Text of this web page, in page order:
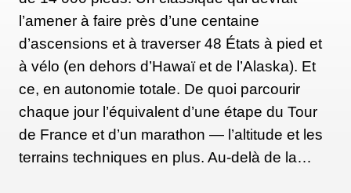
l’amener à faire près d’une centaine
d’ascensions et à traverser 48 États à pied et
à vélo (en dehors d’Hawaï et de l’Alaska). Et
ce, en autonomie totale. De quoi parcourir
chaque jour l’équivalent d’une étape du Tour
de France et d’un marathon — l’altitude et les
terrains techniques en plus. Au-delà de la…